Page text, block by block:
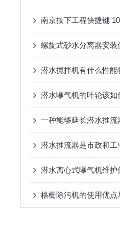
螺旋式砂水分离器安装
潜水搅拌机有什么性能
潜水离心式曝气机维护
格栅除污机的使用优点